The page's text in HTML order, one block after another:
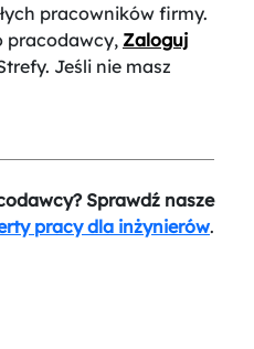
pracowników firmy.
pracodawcy, Zaloguj
Jeśli nie masz
Sprawdź nasze
pracy dla inżynierów.